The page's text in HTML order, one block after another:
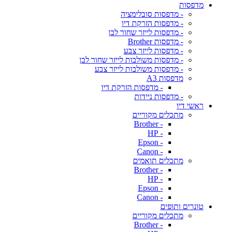
מדפסות
- מדפסות סובלימציה
- מדפסות הזרקת דיו
- מדפסות לייזר שחור לבן
- מדפסות Brother
- מדפסות לייזר צבע
- מדפסות משולבות לייזר שחור לבן
- מדפסות משולבות לייזר צבע
מדפסות A3
- מדפסות הזרקת דיו
- מדפסות ניידות
ראשי דיו
מתכלים מקוריים
- Brother
- HP
- Epson
- Canon
מתכלים תואמים
- Brother
- HP
- Epson
- Canon
טונרים ותופים
מתכלים מקוריים
- Brother